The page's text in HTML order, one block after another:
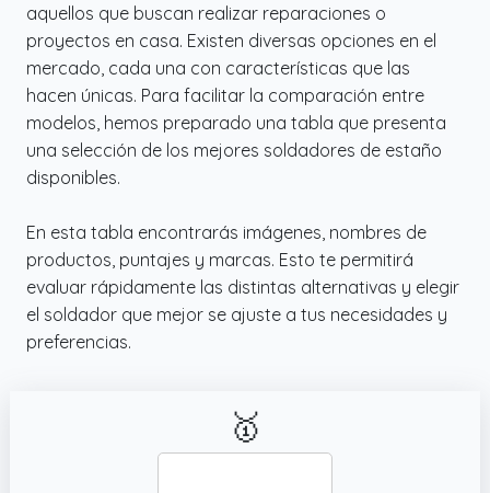
trabajar con más control en placas PCB,
cables, pequeños aparatos y otras tareas
de soldador de estaño.
✔️ Kit soldadura estaño de 9 piezas con
accesorios prácticos: Este kit soldadura
estaño incluye 1 soldador regulable, 5 puntas
intercambiables, 1 soporte, 1 esponja y 1
práctico para electrónica, modelismo,
mantenimiento y pequeños trabajos
técnicos de precisión.
✔️ Interruptor ON/OFF y enchufe EU para un
uso más cómodo: Este estañador incorpora
Con su enchufe EU, este estañador electrico
permite trabajar de forma cómoda sin
aquellos que buscan realizar reparaciones o
proyectos en casa. Existen diversas opciones en el
mercado, cada una con características que las
hacen únicas. Para facilitar la comparación entre
modelos, hemos preparado una tabla que presenta
una selección de los mejores soldadores de estaño
disponibles.
En esta tabla encontrarás imágenes, nombres de
productos, puntajes y marcas. Esto te permitirá
evaluar rápidamente las distintas alternativas y elegir
el soldador que mejor se ajuste a tus necesidades y
preferencias.
🥇